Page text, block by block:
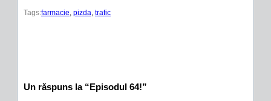
Tags:farmacie, pizda, trafic
Un răspuns la “Episodul 64!”